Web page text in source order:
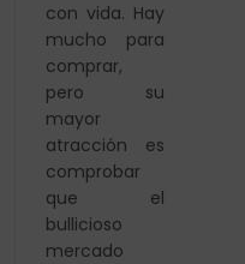
con vida. Hay
mucho para
comprar,
pero su
mayor
atracción es
comprobar
que el
bullicioso
mercado